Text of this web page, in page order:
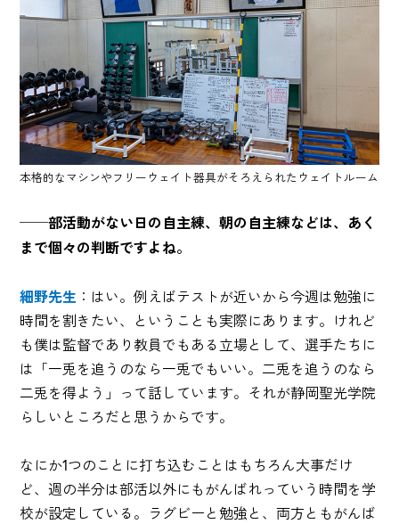
本格的なマシンやフリーウェイト器具がそろえられたウェイトルーム
──部活動がない日の自主練、朝の自主練などは、あく
まで個々の判断ですよね。
細野先生 ：はい。例えばテストが近いから今週は勉強に
時間を割きたい、ということも実際にあります。けれど
も僕は監督であり教員でもある立場として、選手たちに
は「一兎を追うのなら一兎でもいい。二兎を追うのなら
二兎を得よう」って話しています。それが静岡聖光学院
らしいところだと思うからです。
なにか1つのことに打ち込むことはもちろん大事だけ
ど、週の半分は部活以外にもがんばれっていう時間を学
校が設定している。ラグビーと勉強と、両方ともがんば